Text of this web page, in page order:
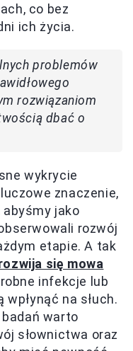
co bez
ich życia.
problemów
rozwiązaniom
dbać o
wykrycie
znaczenie,
jako
rozwój
etapie. A tak
się mowa
infekcje lub
na słuch.
warto
słownictwa oraz